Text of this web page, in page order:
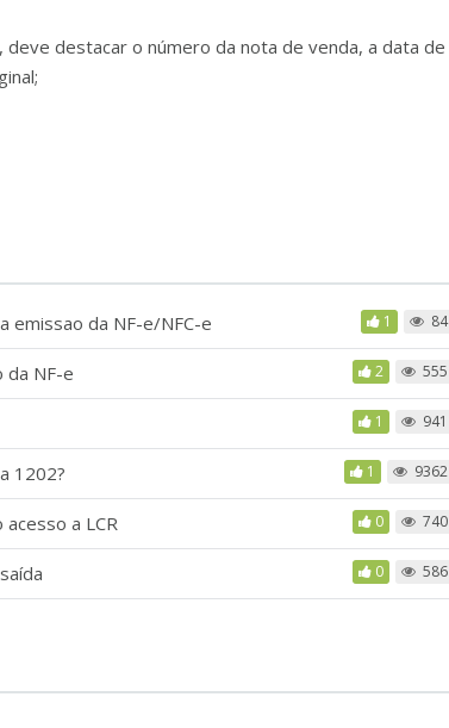
deve destacar o número da nota de venda, a data de
emissao da NF-e/NFC-e 1 84
da NF-e 2 555
1 941
1202? 1 9362
a LCR 0 740
0 586